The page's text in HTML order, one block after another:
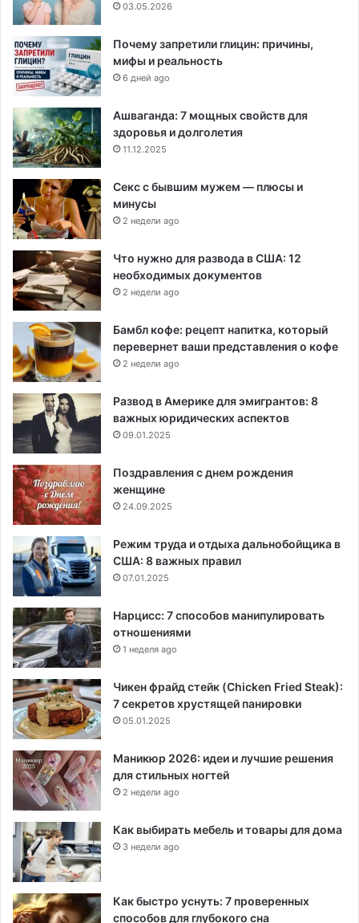
03.05.2026
Почему запретили глицин: причины,
мифы и реальность
6 дней ago
Ашваганда: 7 мощных свойств для
здоровья и долголетия
11.12.2025
Секс с бывшим мужем — плюсы и
минусы
2 недели ago
Что нужно для развода в США: 12
необходимых документов
2 недели ago
Бамбл кофе: рецепт напитка, который
перевернет ваши представления о кофе
2 недели ago
Развод в Америке для эмигрантов: 8
важных юридических аспектов
09.01.2025
Поздравления с днем рождения
женщине
24.09.2025
Режим труда и отдыха дальнобойщика в
США: 8 важных правил
07.01.2025
Нарцисс: 7 способов манипулировать
отношениями
1 неделя ago
Чикен фрайд стейк (Chicken Fried Steak):
7 секретов хрустящей панировки
05.01.2025
Маникюр 2026: идеи и лучшие решения
для стильных ногтей
2 недели ago
Как выбирать мебель и товары для дома
3 недели ago
Как быстро уснуть: 7 проверенных
способов для глубокого сна